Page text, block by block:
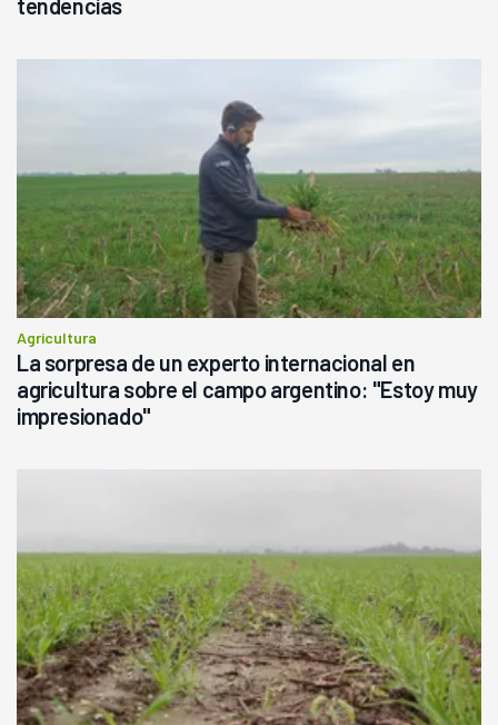
tendencias
Agricultura
La sorpresa de un experto internacional en
agricultura sobre el campo argentino: "Estoy muy
impresionado"